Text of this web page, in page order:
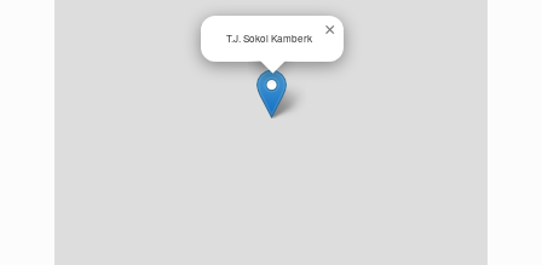
T.J. Sokol Kamberk ×